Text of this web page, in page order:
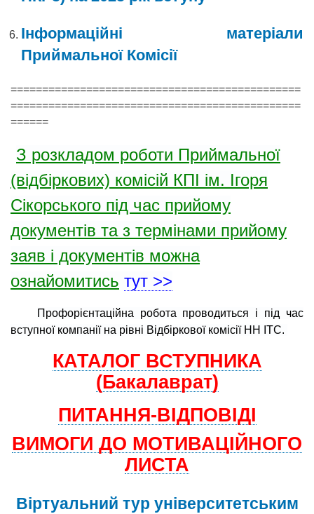
Інформаційні матеріали
Приймальної Комісії
==============================================
==============================================
======
З розкладом роботи Приймальної
(відбіркових) комісій КПІ ім. Ігоря
Сікорського під час прийому
документів та з термінами прийому
заяв і документів можна
ознайомитись тут >>
Профорієнтаційна робота проводиться і під час
вступної компанії на рівні Відбіркової комісії НН ІТС.
КАТАЛОГ ВСТУПНИКА
(Бакалаврат)
ПИТАННЯ-ВІДПОВІДІ
ВИМОГИ ДО МОТИВАЦІЙНОГО
ЛИСТА
Віртуальний тур університетським